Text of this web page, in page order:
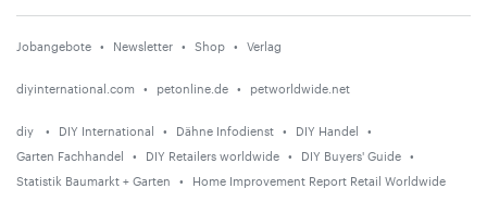
Jobangebote Newsletter Shop Verlag
diyinternational.com petonline.de petworldwide.net
diy DIY International Dähne Infodienst
DIY Handel
Garten Fachhandel
DIY Retailers worldwide
DIY Buyers' Guide
Statistik Baumarkt + Garten
Home Improvement Report Retail Worldwide